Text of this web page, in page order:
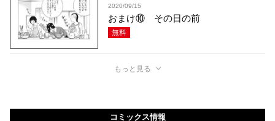
2020/09/15
おまけ⑩ その日の前
無料
もっと見る
コミックス情報